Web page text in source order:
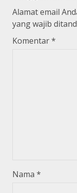
Alamat email
yang wajib
Komentar*
Nama *